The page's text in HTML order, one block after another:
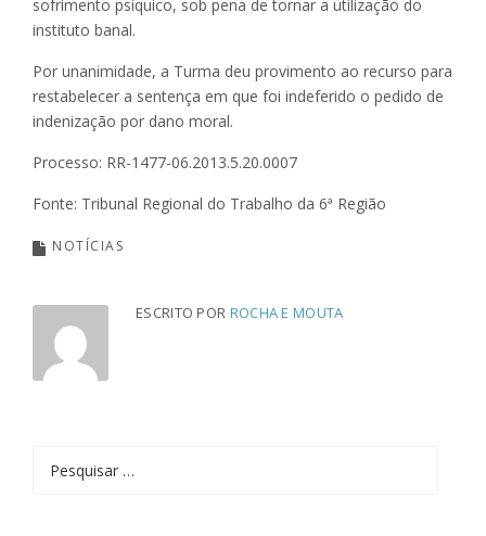
sofrimento psíquico, sob pena de tornar a utilização do
instituto banal.
Por unanimidade, a Turma deu provimento ao recurso para
restabelecer a sentença em que foi indeferido o pedido de
indenização por dano moral.
Processo: RR-1477-06.2013.5.20.0007
Fonte: Tribunal Regional do Trabalho da 6ª Região
NOTÍCIAS
ESCRITO POR ROCHA E MOUTA
por: